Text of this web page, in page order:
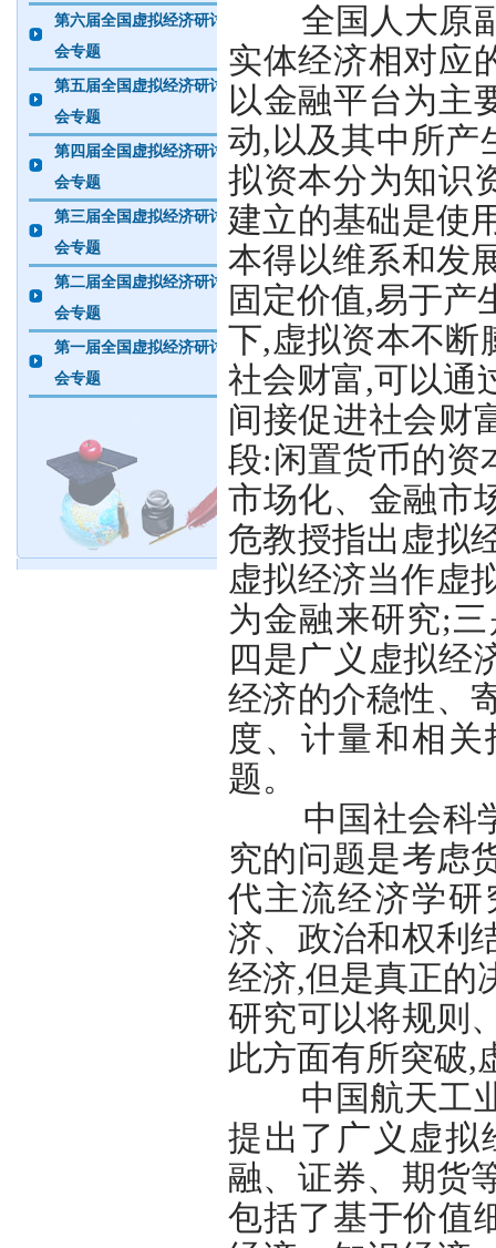
第六届全国虚拟经济研讨
会专题
第五届全国虚拟经济研讨
会专题
第四届全国虚拟经济研讨
会专题
第三届全国虚拟经济研讨
会专题
第二届全国虚拟经济研讨
会专题
第一届全国虚拟经济研讨
会专题
全国人大原副
实体经济相对应
以金融平台为主
动,以及其中所产
拟资本分为知识
建立的基础是使
本得以维系和发
固定价值,易于产
下,虚拟资本不断
社会财富,可以通
间接促进社会财
段:闲置货币的资
市场化、金融市
危教授指出虚拟
虚拟经济当作虚
为金融来研究;
四是广义虚拟经
经济的介稳性、
度、计量和相
题。
中国社会科学
究的问题是考虑
代主流经济学
济、政治和权利
经济,但是真正的
研究可以将规则
此方面有所突破,
中国航天工业
提出了广义虚拟
融、证券、期货
包括了基于价值